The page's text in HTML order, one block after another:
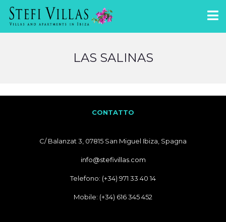
LAS SALINAS
CONTATTO
C/ Balanzat 3, 07815 San Miguel Ibiza, Spagna
info@stefivillas.com
Telefono: (+34) 971 33 40 14
Mobile: (+34) 616 345 452